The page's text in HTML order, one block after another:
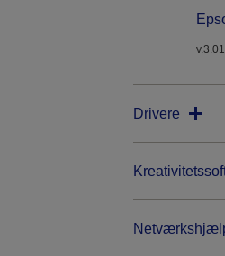
v.3.01
Drivere